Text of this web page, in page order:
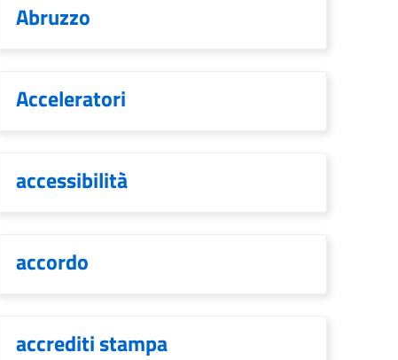
Abruzzo
Acceleratori
accessibilità
accordo
accrediti stampa